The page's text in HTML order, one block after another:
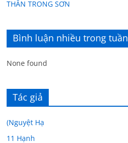
THÂN TRONG SƠN
Bình luận nhiều trong tuần
None found
Tác giả
(Nguyệt Hạ
11 Hạnh